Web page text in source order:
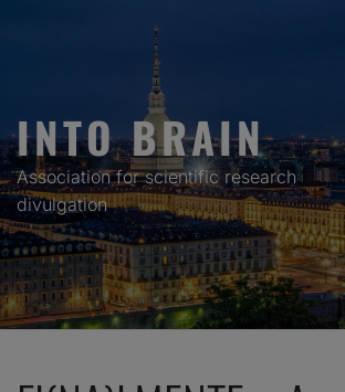
INTO BRAIN
Association for scientific research
divulgation